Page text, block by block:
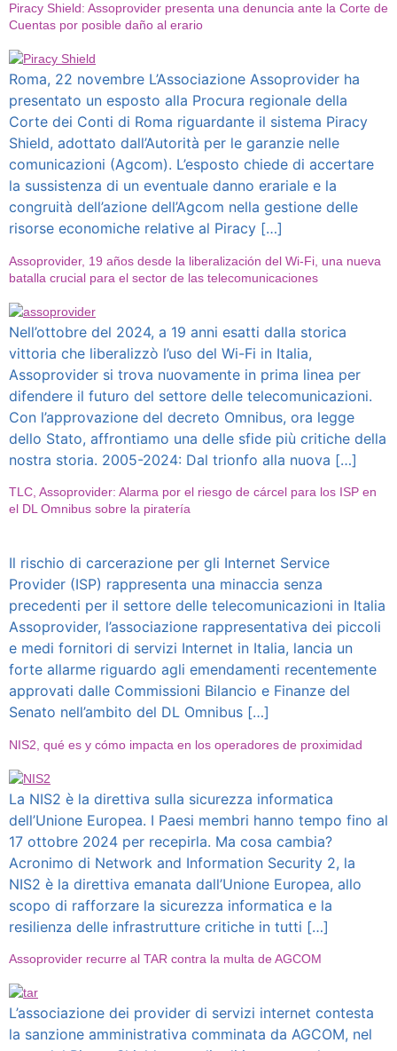
Piracy Shield: Assoprovider presenta una denuncia ante la Corte de
Cuentas por posible daño al erario
Roma, 22 novembre L’Associazione Assoprovider ha
presentato un esposto alla Procura regionale della
Corte dei Conti di Roma riguardante il sistema Piracy
Shield, adottato dall’Autorità per le garanzie nelle
comunicazioni (Agcom). L’esposto chiede di accertare
la sussistenza di un eventuale danno erariale e la
congruità dell’azione dell’Agcom nella gestione delle
risorse economiche relative al Piracy […]
Assoprovider, 19 años desde la liberalización del Wi-Fi, una nueva
batalla crucial para el sector de las telecomunicaciones
Nell’ottobre del 2024, a 19 anni esatti dalla storica
vittoria che liberalizzò l’uso del Wi-Fi in Italia,
Assoprovider si trova nuovamente in prima linea per
difendere il futuro del settore delle telecomunicazioni.
Con l’approvazione del decreto Omnibus, ora legge
dello Stato, affrontiamo una delle sfide più critiche della
nostra storia. 2005-2024: Dal trionfo alla nuova […]
TLC, Assoprovider: Alarma por el riesgo de cárcel para los ISP en
el DL Omnibus sobre la piratería
Il rischio di carcerazione per gli Internet Service
Provider (ISP) rappresenta una minaccia senza
precedenti per il settore delle telecomunicazioni in Italia
Assoprovider, l’associazione rappresentativa dei piccoli
e medi fornitori di servizi Internet in Italia, lancia un
forte allarme riguardo agli emendamenti recentemente
approvati dalle Commissioni Bilancio e Finanze del
Senato nell’ambito del DL Omnibus […]
NIS2, qué es y cómo impacta en los operadores de proximidad
La NIS2 è la direttiva sulla sicurezza informatica
dell’Unione Europea. I Paesi membri hanno tempo fino al
17 ottobre 2024 per recepirla. Ma cosa cambia?
Acronimo di Network and Information Security 2, la
NIS2 è la direttiva emanata dall’Unione Europea, allo
scopo di rafforzare la sicurezza informatica e la
resilienza delle infrastrutture critiche in tutti […]
Assoprovider recurre al TAR contra la multa de AGCOM
L’associazione dei provider di servizi internet contesta
la sanzione amministrativa comminata da AGCOM, nel